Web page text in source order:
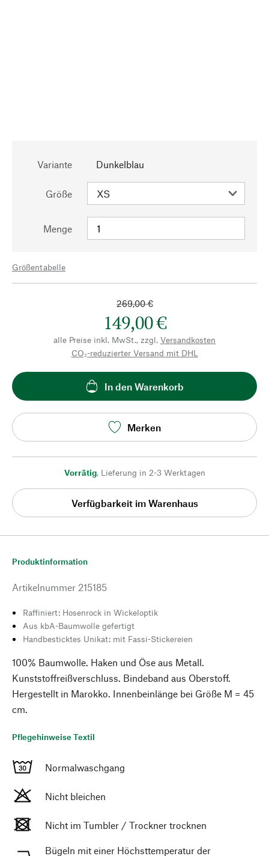
Variante Dunkelblau
Größe
Menge
Größentabelle
269,00 €
149,00 €
alle Preise inkl. MwSt., zzgl. Versandkosten
CO₂-reduzierter Versand mit DHL
In den Warenkorb
Merken
Vorrätig, Lieferung in 2-3 Werktagen
Verfügbarkeit im Warenhaus
Produktinformation
Artikelnummer 215185
Raffiniert: Hosenrock in Wickeloptik
Aus kbA-Baumwolle gefertigt
Handbesticktes Unikat: mit Fassi-Stickereien
100% Baumwolle. Haken und Öse aus Metall.
Kunststoffreißverschluss. Bindeband aus Oberstoff.
Hergestellt in Marokko. Innenbeinlänge bei Größe M = 45
cm.
Pflegehinweise Textil
Normalwaschgang
Nicht bleichen
Nicht im Tumbler / Trockner trocknen
Bügeln mit einer Höchsttemperatur der